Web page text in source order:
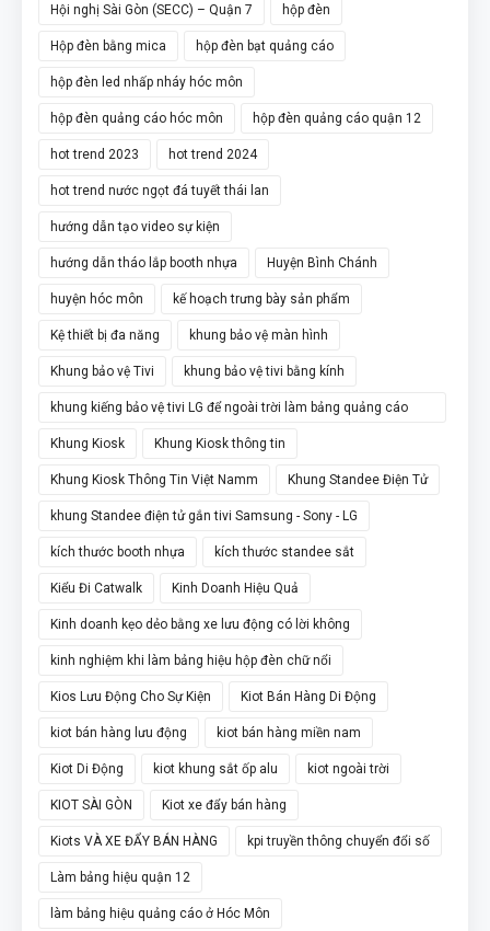
Hội nghị Sài Gòn (SECC) – Quận 7 hộp đèn
Hộp đèn bằng mica hộp đèn bạt quảng cáo
hộp đèn led nhấp nháy hóc môn
hộp đèn quảng cáo hóc môn hộp đèn quảng cáo quận 12
hot trend 2023 hot trend 2024
hot trend nước ngọt đá tuyết thái lan
hướng dẫn tạo video sự kiện
hướng dẫn tháo lắp booth nhựa Huyện Bình Chánh
huyện hóc môn kế hoạch trưng bày sản phẩm
Kệ thiết bị đa năng khung bảo vệ màn hình
Khung bảo vệ Tivi khung bảo vệ tivi bằng kính
khung kiếng bảo vệ tivi LG để ngoài trời làm bảng quảng cáo
chân đứng
Khung Kiosk Khung Kiosk thông tin
Khung Kiosk Thông Tin Việt Namm Khung Standee Điện Tử
khung Standee điện tử gắn tivi Samsung - Sony - LG
kích thước booth nhựa kích thước standee sắt
Kiểu Đi Catwalk Kinh Doanh Hiệu Quả
Kinh doanh kẹo dẻo bằng xe lưu động có lời không
kinh nghiệm khi làm bảng hiệu hộp đèn chữ nổi
Kios Lưu Động Cho Sự Kiện Kiot Bán Hàng Di Động
kiot bán hàng lưu động kiot bán hàng miền nam
Kiot Di Động kiot khung sắt ốp alu kiot ngoài trời
KIOT SÀI GÒN Kiot xe đẩy bán hàng
Kiots VÀ XE ĐẨY BÁN HÀNG kpi truyền thông chuyển đổi số
Làm bảng hiệu quận 12
làm bảng hiệu quảng cáo ở Hóc Môn